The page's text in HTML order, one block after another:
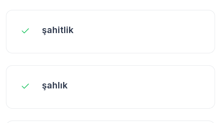
şahitlik
şahlık